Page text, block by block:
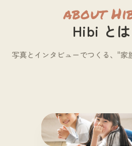
about
Hibi とは
写真とインタビューでつくる、"家
Hibi｜vol.01